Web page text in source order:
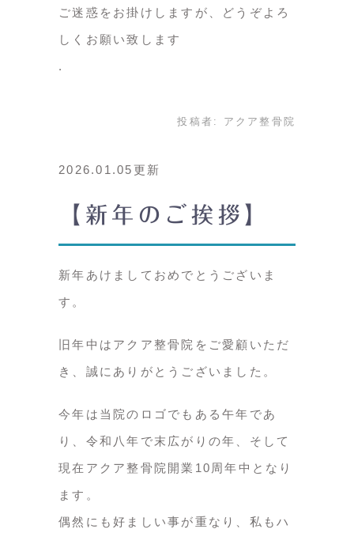
ご迷惑をお掛けしますが、どうぞよろ
しくお願い致します
投稿者: アクア整骨院
2026.01.05更新
【新年のご挨拶】
新年あけましておめでとうございま
す。
旧年中はアクア整骨院をご愛顧いただ
き、誠にありがとうございました。
今年は当院のロゴでもある午年であ
り、令和八年で末広がりの年、そして
現在アクア整骨院開業10周年中となり
ます。
偶然にも好ましい事が重なり、私もハ